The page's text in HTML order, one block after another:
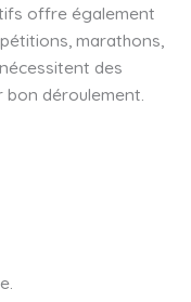
offre également
marathons,
des
bon déroulement.